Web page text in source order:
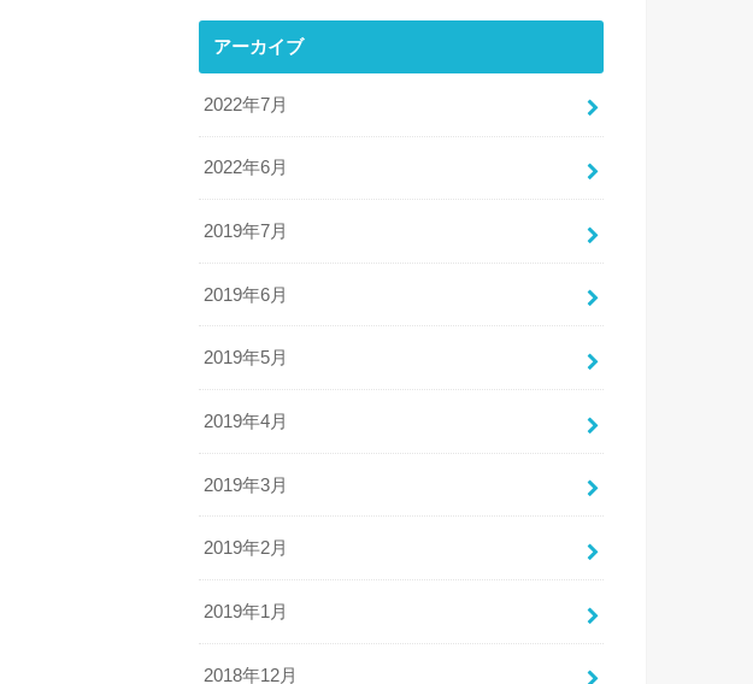
アーカイブ
2022年7月
2022年6月
2019年7月
2019年6月
2019年5月
2019年4月
2019年3月
2019年2月
2019年1月
2018年12月